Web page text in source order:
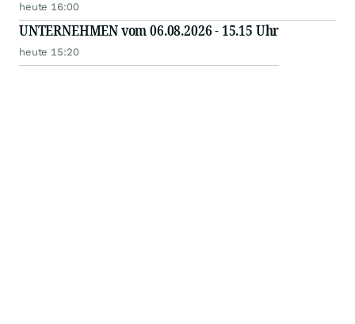
heute 16:00
UNTERNEHMEN vom 06.08.2026 - 15.15 Uhr
heute 15:20